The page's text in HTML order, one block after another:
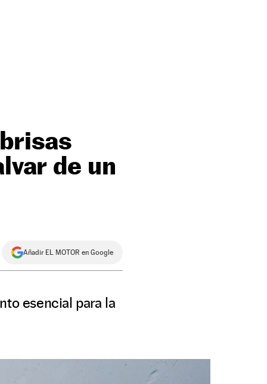
de un
Añadir EL MOTOR en Google
esencial para la